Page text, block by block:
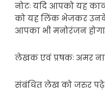
नोटः यदि आपको यह
को यह लिंक भेजकर उनके
आपका भी मनोरंजन
लेखक एवं प्रषकः अमर
संबंधित लेख को जरुर